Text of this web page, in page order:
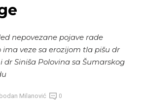
nepovezane pojave rade
ima veze sa erozijom tla pišu dr
dr Siniša Polovina sa Šumarskog
Milanović 0